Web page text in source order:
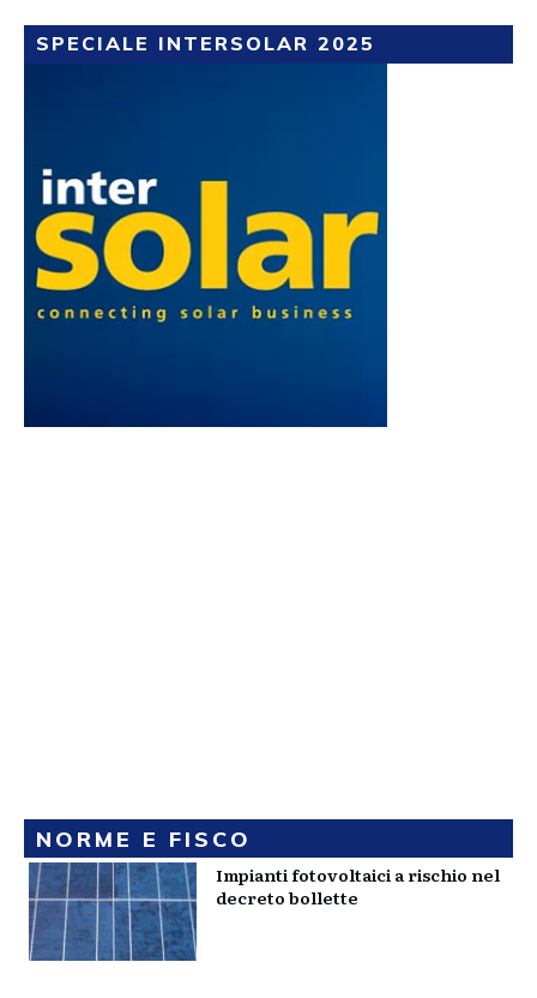
SPECIALE INTERSOLAR 2025
NORME E FISCO
Impianti fotovoltaici a rischio nel
decreto bollette